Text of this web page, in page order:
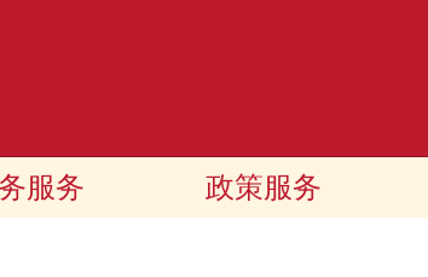
服务 政策服务